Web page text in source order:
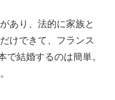
あり、法的に家族と
けできて、フランス
で結婚するのは簡単。